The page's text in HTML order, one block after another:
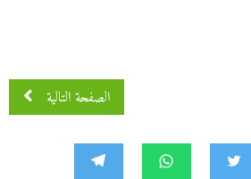
الصفحة التالية